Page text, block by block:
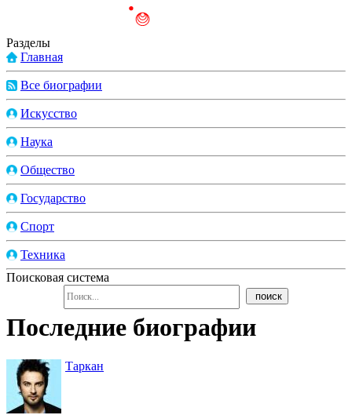
Разделы
Главная
Все биографии
Искусство
Наука
Общество
Государство
Спорт
Техника
Поисковая система
Последние биографии
Таркан